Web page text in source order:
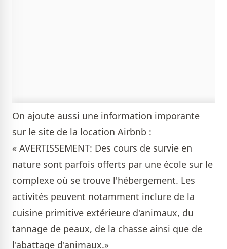
On ajoute aussi une information imporante
sur le site de la location Airbnb :
« AVERTISSEMENT: Des cours de survie en
nature sont parfois offerts par une école sur le
complexe où se trouve l'hébergement. Les
activités peuvent notamment inclure de la
cuisine primitive extérieure d'animaux, du
tannage de peaux, de la chasse ainsi que de
l'abattage d'animaux.»